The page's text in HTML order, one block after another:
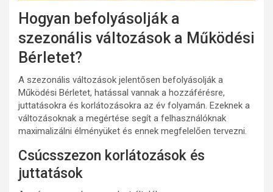
Hogyan befolyásolják a
szezonális változások a Működési
Bérletet?
A szezonális változások jelentősen befolyásolják a
Működési Bérletet, hatással vannak a hozzáférésre,
juttatásokra és korlátozásokra az év folyamán. Ezeknek a
változásoknak a megértése segít a felhasználóknak
maximalizálni élményüket és ennek megfelelően tervezni.
Csúcsszezon korlátozások és
juttatások